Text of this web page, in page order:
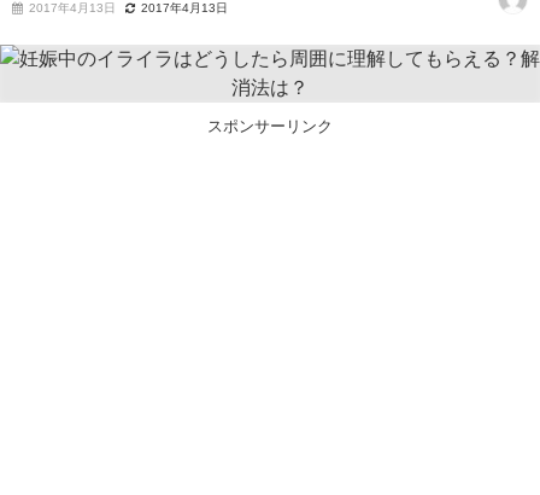
2017年4月13日 2017年4月13日
スポンサーリンク